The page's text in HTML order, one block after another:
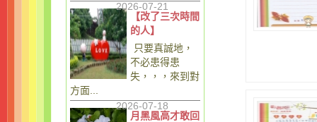
2026-07-21
【改了三次時間
的人】
只要真誠地，
不必患得患
失，，，來到對
方面...
2026-07-18
月黑風高才敢回